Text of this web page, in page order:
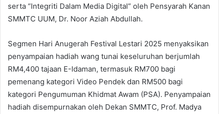
serta “Integriti Dalam Media Digital” oleh Pensyarah Kanan
SMMTC UUM, Dr. Noor Aziah Abdullah.
Segmen Hari Anugerah Festival Lestari 2025 menyaksikan
penyampaian hadiah wang tunai keseluruhan berjumlah
RM4,400 tajaan E-Idaman, termasuk RM700 bagi
pemenang kategori Video Pendek dan RM500 bagi
kategori Pengumuman Khidmat Awam (PSA). Penyampaian
hadiah disempurnakan oleh Dekan SMMTC, Prof. Madya